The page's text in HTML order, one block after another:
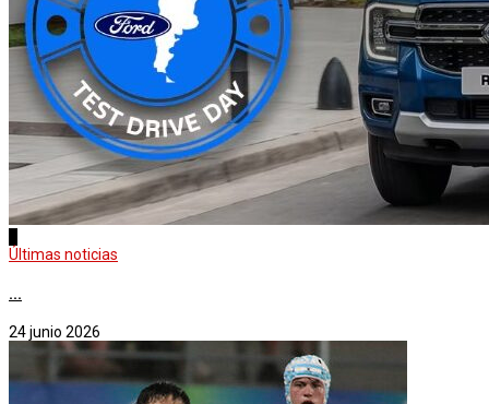
Últimas noticias
...
24 junio 2026